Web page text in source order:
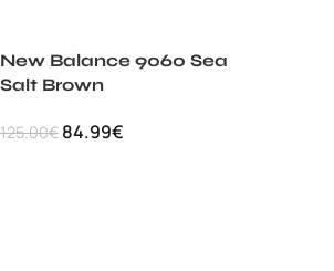
New Balance 9060 Sea
Salt Brown
125.00€ 84.99€